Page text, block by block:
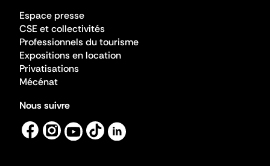
Espace presse
CSE et collectivités
Professionnels du tourisme
Expositions en location
Privatisations
Mécénat
Nous suivre